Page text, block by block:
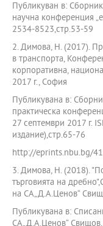
Публикуван в:
научна конференция
2534-8523,стр.53-59
2. Димова, Н. (2017).
в транспорта,
корпоративна,
2017 г., София
Публикувана в:
практическа
27 септември 2017 г.
издание),стр.65-76
http://eprints.nbu.bg/
3. Димова, Н. (2018).
търговията на
на СА„Д.А.Ценов“
Публикувана в: